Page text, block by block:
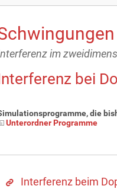
im
bei
die
Unterordner Programme
Interferenz beim